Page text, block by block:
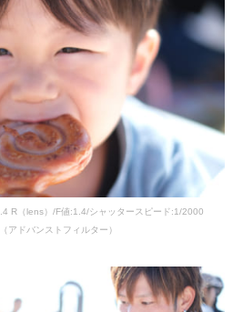
R（lens）/F値:1.4/シャッタースピード:1/2000
アドバンストフィルター）